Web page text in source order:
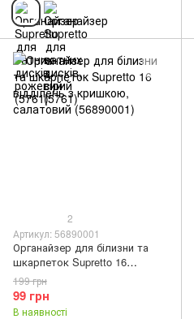
2
Артикул: 56890001
Органайзер для білизни та
шкарпеток Supretto 16
відділень з кришкою,
салатовий (56890001)
99 грн
199 грн
В наявності